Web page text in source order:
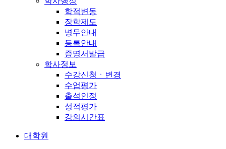
학적변동
장학제도
병무안내
등록안내
증명서발급
학사정보
수강신청ㆍ변경
수업평가
출석인정
성적평가
강의시간표
대학원